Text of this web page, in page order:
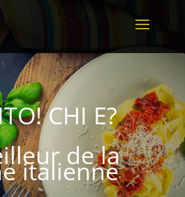
CHI E?
de la
italienne